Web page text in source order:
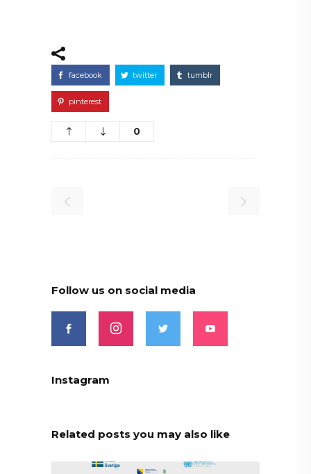
facebook twitter tumblr
pinterest
0
Follow us on social media
Instagram
Related posts you may also like